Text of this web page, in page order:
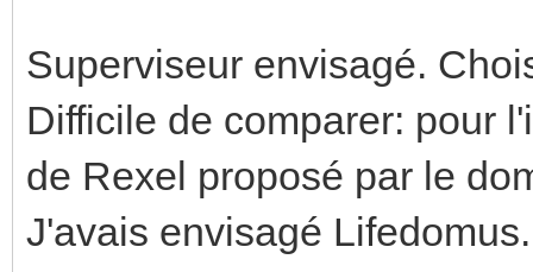
Superviseur envisagé.
Difficile de comparer: pour
de Rexel proposé par le
J'avais envisagé Lifedomus.